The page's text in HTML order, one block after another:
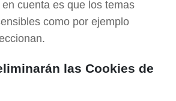
cuenta es que los temas
como por ejemplo
las Cookies de